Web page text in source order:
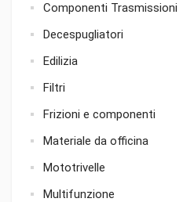
Componenti Trasmissioni
Decespugliatori
Edilizia
Filtri
Frizioni e componenti
Materiale da officina
Mototrivelle
Multifunzione